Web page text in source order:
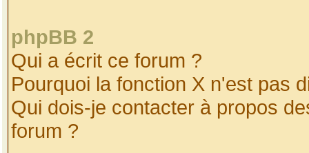
phpBB 2
Qui a écrit ce forum ?
Pourquoi la fonction X n'est pas
Qui dois-je contacter à propos
forum ?